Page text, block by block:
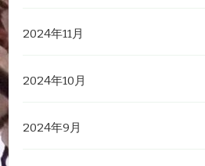
2024年11月
2024年10月
2024年9月